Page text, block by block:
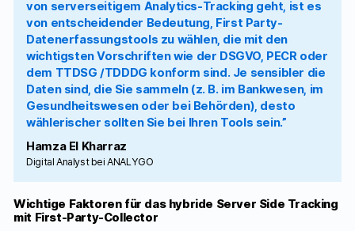
von serverseitigem Analytics-Tracking geht, ist es
von entscheidender Bedeutung, First Party-
Datenerfassungstools zu wählen, die mit den
wichtigsten Vorschriften wie der DSGVO, PECR oder
dem TTDSG /TDDDG konform sind. Je sensibler die
Daten sind, die Sie sammeln (z. B. im Bankwesen, im
Gesundheitswesen oder bei Behörden), desto
wählerischer sollten Sie bei Ihren Tools sein.”
Hamza El Kharraz
Digital Analyst bei ANALYGO
Wichtige Faktoren für das hybride Server Side Tracking
mit First-Party-Collector